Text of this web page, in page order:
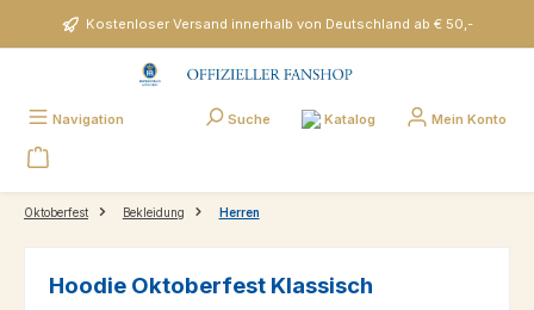
Zum Hauptinhalt springenKostenloser Versand innerhalb von Deutschland ab € 50,-
Navigation Suche Katalog Mein Konto
Oktoberfest Bekleidung Herren
Hoodie Oktoberfest Klassisch